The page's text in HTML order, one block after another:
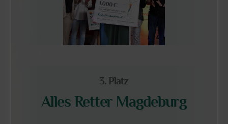
3. Platz
Alles Retter Magdeburg